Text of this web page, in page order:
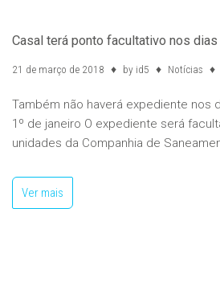
Casal terá ponto facultativo nos
21 de março de 2018 by id5 Notícias
Também não haverá expediente nos
1º de janeiro O expediente será
unidades da Companhia de
Ver mais